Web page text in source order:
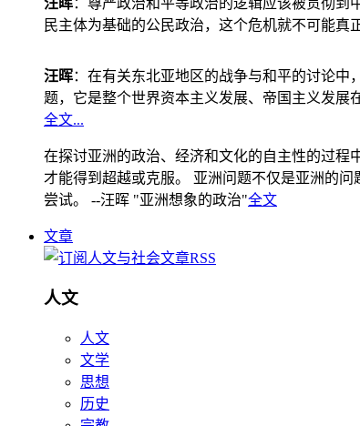
民主体为基础的公民政治，这个危机就不可能真
汪晖：在有关东北亚地区的战争与和平的讨论
题，它是整个世界资本主义发展、帝国主义发展
全文...
在探讨亚洲的政治、经济和文化的自主性的过程
才能得到超越或克服。 亚洲问题不仅是亚洲的
尝试。 --汪晖 "亚洲想象的政治"全文
文章
人文
人文
文学
思想
历史